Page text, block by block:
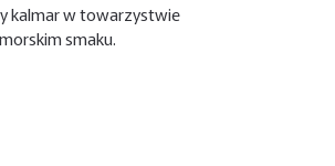
kalmar w towarzystwie
smaku.